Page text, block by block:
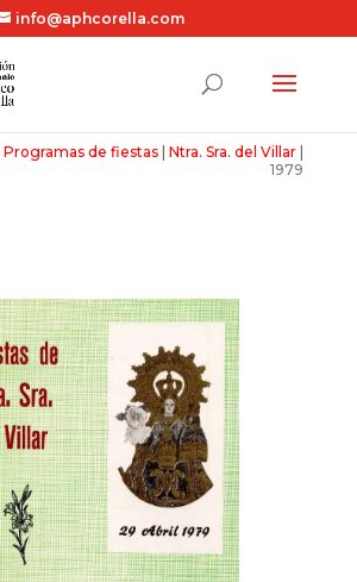
info@aphcorella.com
|Programas de fiestas |Ntra. Sra. del Villar
1979